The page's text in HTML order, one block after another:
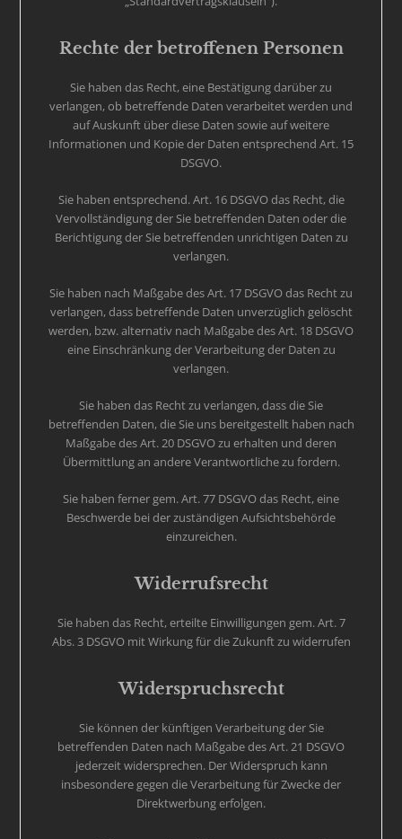
Rechte der betroffenen Personen
Sie haben das Recht, eine Bestätigung darüber zu
verlangen, ob betreffende Daten verarbeitet werden und
auf Auskunft über diese Daten sowie auf weitere
Informationen und Kopie der Daten entsprechend Art. 15
DSGVO.
Sie haben entsprechend. Art. 16 DSGVO das Recht, die
Vervollständigung der Sie betreffenden Daten oder die
Berichtigung der Sie betreffenden unrichtigen Daten zu
verlangen.
Sie haben nach Maßgabe des Art. 17 DSGVO das Recht zu
verlangen, dass betreffende Daten unverzüglich gelöscht
werden, bzw. alternativ nach Maßgabe des Art. 18 DSGVO
eine Einschränkung der Verarbeitung der Daten zu
verlangen.
Sie haben das Recht zu verlangen, dass die Sie
betreffenden Daten, die Sie uns bereitgestellt haben nach
Maßgabe des Art. 20 DSGVO zu erhalten und deren
Übermittlung an andere Verantwortliche zu fordern.
Sie haben ferner gem. Art. 77 DSGVO das Recht, eine
Beschwerde bei der zuständigen Aufsichtsbehörde
einzureichen.
Widerrufsrecht
Sie haben das Recht, erteilte Einwilligungen gem. Art. 7
Abs. 3 DSGVO mit Wirkung für die Zukunft zu widerrufen
Widerspruchsrecht
Sie können der künftigen Verarbeitung der Sie
betreffenden Daten nach Maßgabe des Art. 21 DSGVO
jederzeit widersprechen. Der Widerspruch kann
insbesondere gegen die Verarbeitung für Zwecke der
Direktwerbung erfolgen.